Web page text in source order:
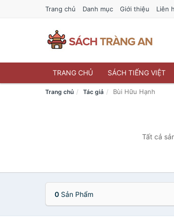
Trang chủ Danh mục Giới thiệu Liên
TRANG CHỦ SÁCH TIẾNG VIỆT
Trang chủ Tác giả Bùi Hữu Hạnh
Tất cả
0 Sản Phẩm